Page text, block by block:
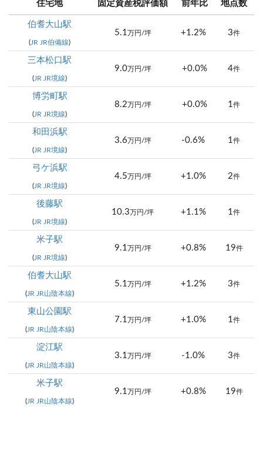
住宅地 固定資産税評価額 前年比 地点数
伯耆大山駅
(JR JR伯備線)
5.1 万円/坪 +1.2% 3件
三本松口駅
(JR JR境線)
9.0万円/坪 +0.0% 4件
博労町駅
(JR JR境線)
8.2 万円/坪 +0.0% 1件
和田浜駅
(JR JR境線)
3.6 万円/坪 -0.6% 1件
弓ケ浜駅
(JR JR境線)
4.5 万円/坪 +1.0% 2件
後藤駅
(JR JR境線)
10.3 万円/坪 +1.1% 1件
米子駅
(JR JR境線)
9.1 万円/坪 +0.8% 19件
伯耆大山駅
(JR JR山陰本線)
5.1 万円/坪 +1.2% 3件
東山公園駅
(JR JR山陰本線)
7.1 万円/坪 +1.0% 1件
淀江駅
(JR JR山陰本線)
3.1 万円/坪 -1.0% 3件
米子駅
(JR JR山陰本線)
9.1 万円/坪 +0.8% 19件